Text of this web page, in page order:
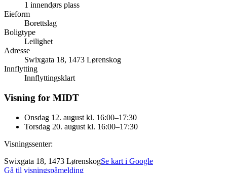
1 innendørs plass
Eieform
Borettslag
Boligtype
Leilighet
Adresse
Swixgata 18, 1473 Lørenskog
Innflytting
Innflyttingsklart
Visning for MIDT
Onsdag 12. august kl. 16:00–17:30
Torsdag 20. august kl. 16:00–17:30
Visningssenter:
Swixgata 18, 1473 LørenskogSe kart i Google
Gå til visningspåmelding